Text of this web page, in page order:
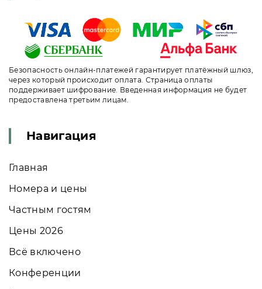
Безопасность онлайн-платежей гарантирует платёжный шлюз,
через который происходит оплата. Страница оплаты
поддерживает шифрование. Введенная информация не будет
предоставлена третьим лицам.
Навигация
Главная
Номера и цены
Частным гостям
Цены 2026
Всё включено
Конференции